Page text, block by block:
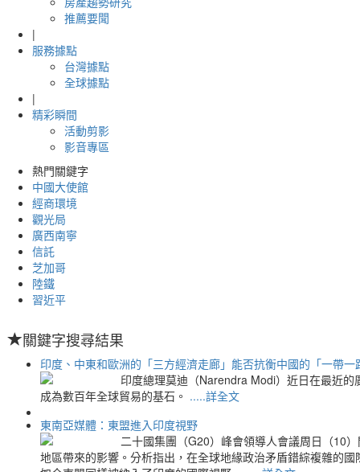
推薦要聞
|
服務據點
台灣據點
全球據點
|
精彩瞬間
活動剪影
影音專區
熱門關鍵字
中國大使館
經商環境
觀光局
廣西南寧
信託
芝加哥
陸鐵
習近平
關鍵字搜尋結果
印度、中東和歐洲的「三方經濟走廊」能否抗衡中國的「一帶一
印度總理莫迪（Narendra Modi）近日在最近
成為數百年全球貿易的基石。 .....詳全文
東南亞媒體：東盟進入印度視野
二十國集團（G20）峰會領導人會議周日（10
地區帶來的影響。分析指出，在全球地緣政治矛盾錯綜複雜的